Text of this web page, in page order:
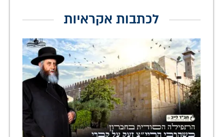
לכתבות אקראיות